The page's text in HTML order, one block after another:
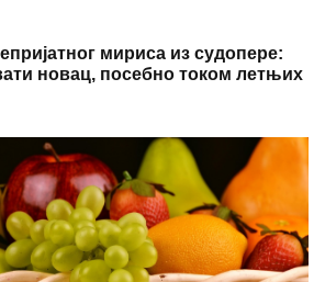
мириса из судопере:
новац, посебно током летњих